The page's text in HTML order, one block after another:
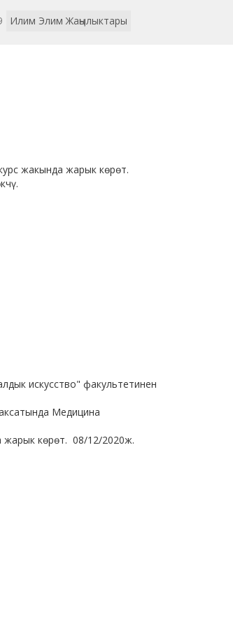
Илим Элим Жаңылыктары
жакында жарык көрөт.
искусство" факультетинен
Медицина
жарык көрөт. 08/12/2020ж.